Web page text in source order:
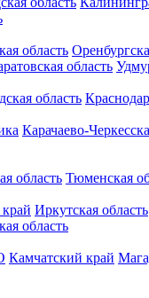
область
область
область
Карачаево-
область Тюменская
Иркутская область
область
Камчатский край